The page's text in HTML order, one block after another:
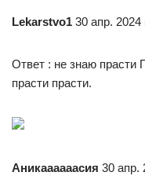
Lekarstvo1 30 апр. 2024
Ответ : не знаю прасти
прасти прасти.
Аникаааааасия 30 апр.